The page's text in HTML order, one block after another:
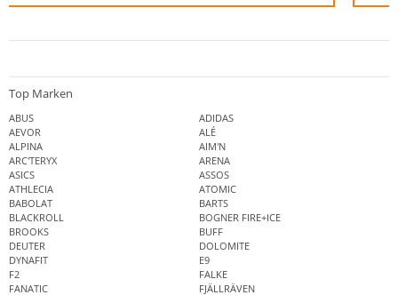
Top Marken
ABUS
ADIDAS
AEVOR
ALÉ
ALPINA
AIM'N
ARC'TERYX
ARENA
ASICS
ASSOS
ATHLECIA
ATOMIC
BABOLAT
BARTS
BLACKROLL
BOGNER FIRE+ICE
BROOKS
BUFF
DEUTER
DOLOMITE
DYNAFIT
E9
F2
FALKE
FANATIC
FJÄLLRÄVEN